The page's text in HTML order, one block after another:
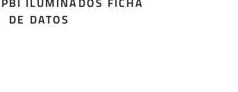
DE DATOS